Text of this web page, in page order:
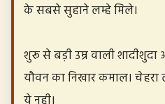
के सबसे सुहाने लम्हे मिले।
शुरू से बड़ी उम्र वाली
यौवन का निखार कमाल। चेहरा